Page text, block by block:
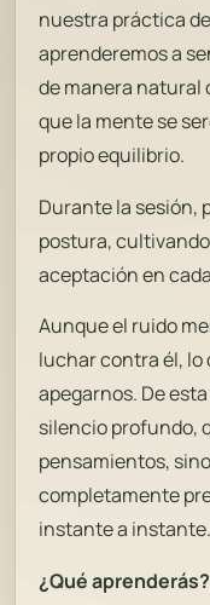
nuestra práctica
aprenderemos a
de manera natural
que la mente se
propio equilibrio.
Durante la sesión,
postura,
aceptación en
Aunque el ruido
luchar contra él, lo
apegarnos. De
silencio profundo,
pensamientos,
completamente
instante a instante.
¿Qué aprenderás?